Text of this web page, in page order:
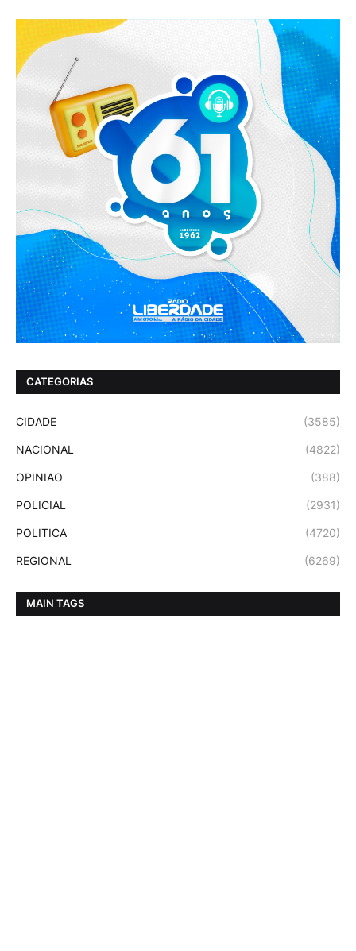
CATEGORIAS
CIDADE (3585)
NACIONAL (4822)
OPINIAO (388)
POLICIAL (2931)
POLITICA (4720)
REGIONAL (6269)
MAIN TAGS